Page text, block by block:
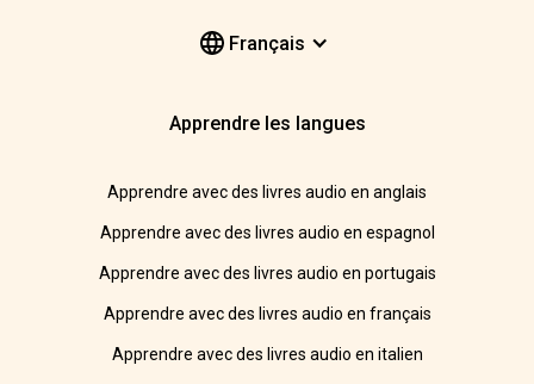
Français
Apprendre les langues
Apprendre avec des livres audio en anglais
Apprendre avec des livres audio en espagnol
Apprendre avec des livres audio en portugais
Apprendre avec des livres audio en français
Apprendre avec des livres audio en italien